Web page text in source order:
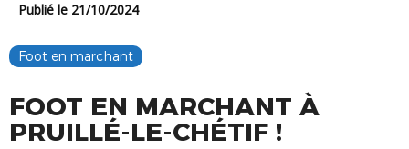
Publié le 21/10/2024
Foot en marchant
FOOT EN MARCHANT À
PRUILLÉ-LE-CHÉTIF !